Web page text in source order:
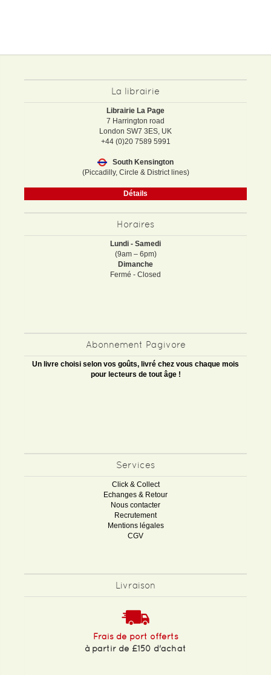
La librairie
Librairie La Page
7 Harrington road
London SW7 3ES, UK
+44 (0)20 7589 5991
South Kensington
(Piccadilly, Circle & District lines)
Détails
Horaires
Lundi - Samedi
(9am – 6pm)
Dimanche
Fermé - Closed
Abonnement Pagivore
Un livre choisi selon vos goûts, livré chez vous chaque mois
pour lecteurs de tout âge !
Services
Click & Collect
Echanges & Retour
Nous contacter
Recrutement
Mentions légales
CGV
Livraison
Frais de port offerts
à partir de £150 d'achat